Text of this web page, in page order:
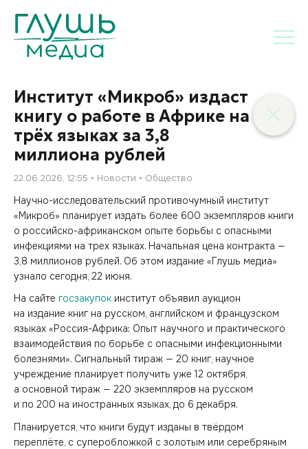
Институт «Микроб» издаст
книгу о работе в Африке на
трёх языках за 3,8
миллиона рублей
22.06.2026, 12:55 Новости Общество
Научно-исследовательский противочумный институт
«Микроб» планирует издать более 600 экземпляров книги
о российско-африканском опыте борьбы с опасными
инфекциями на трех языках. Начальная цена контракта —
3,8 миллионов рублей. Об этом издание «Глушь медиа»
узнало сегодня, 22 июня.
На сайте госзакупок институт объявил аукцион
на издание книг на русском, английском и французском
языках «Россия-Африка: Опыт научного и практического
взаимодействия по борьбе с опасными инфекционными
болезнями». Сигнальный тираж — 20 книг, научное
учреждение планирует получить уже 12 октября,
а основной тираж — 220 экземпляров на русском
и по 200 на иностранных языках, до 6 декабря.
Планируется, что книги будут изданы в твёрдом
переплёте, с суперобложкой с золотым или серебряным